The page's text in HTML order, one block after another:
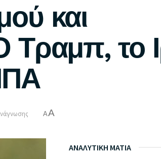
και
Τραμπ, το
AA
ΑΝΑΛΥΤΙΚΗ ΜΑΤΙΑ